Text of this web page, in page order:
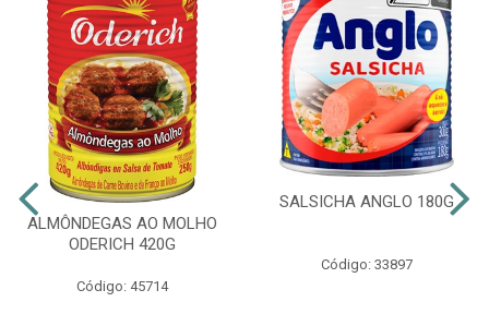
ALMÔNDEGAS AO MOLHO
ODERICH 420G
Código: 45714
SALSICHA ANGLO 180G
Código: 33897